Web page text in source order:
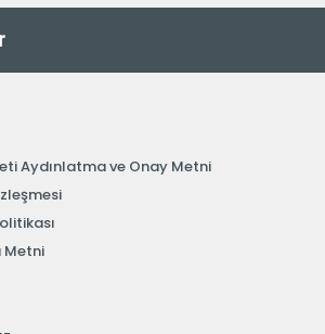
Aydınlatma ve Onay Metni
Metni